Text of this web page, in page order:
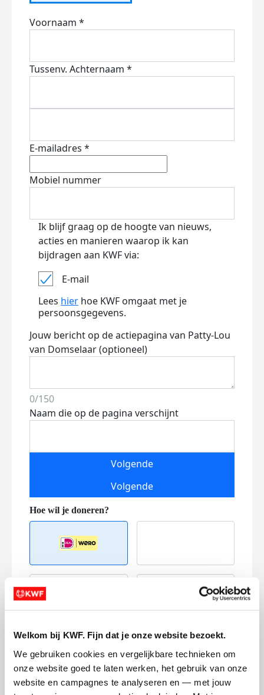
Welkom bij KWF. Fijn dat je onze website bezoekt.
We gebruiken cookies en vergelijkbare technieken om
onze website goed te laten werken, het gebruik van onze
website en campagnes te analyseren en — met jouw
Voornaam *
Tussenv. Achternaam *
E-mailadres *
Mobiel nummer
Ik blijf graag op de hoogte van nieuws,
acties en manieren waarop ik kan
bijdragen aan KWF via:
E-mail
Lees hier hoe KWF omgaat met je
persoonsgegevens.
Jouw bericht op de actiepagina van Patty-Lou
van Domselaar (optioneel)
0/150
Naam die op de pagina verschijnt
Volgende
Volgende